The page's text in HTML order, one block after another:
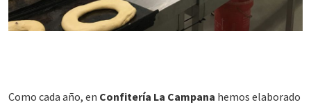
Como cada año, en Confitería La Campana hemos elaborado